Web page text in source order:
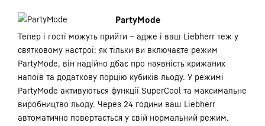
PartyMode
Тепер і гості можуть прийти – адже і ваш Liebherr теж у
святковому настрої: як тільки ви включаєте режим
PartyMode, він надійно дбає про наявність крижаних
напоїв та додаткову порцію кубиків льоду. У режимі
PartyMode активуються функції SuperCool та максимальне
виробництво льоду. Через 24 години ваш Liebherr
автоматично повертається у свій нормальний режим.